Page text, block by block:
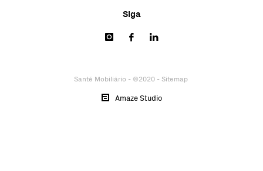
Siga
Santé Mobiliário - ©2020 - Sitemap
Amaze Studio